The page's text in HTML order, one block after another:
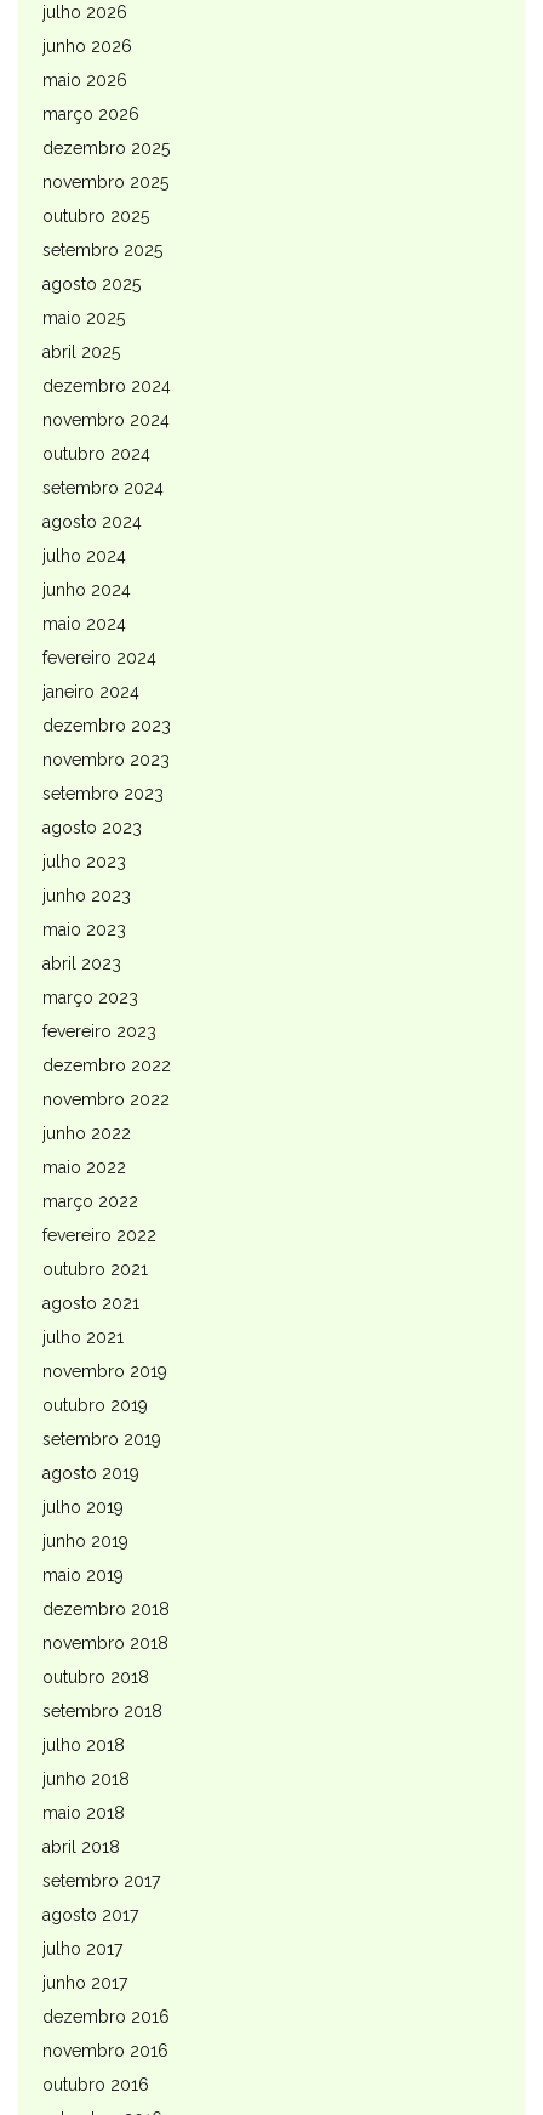
julho 2026
junho 2026
maio 2026
março 2026
dezembro 2025
novembro 2025
outubro 2025
setembro 2025
agosto 2025
maio 2025
abril 2025
dezembro 2024
novembro 2024
outubro 2024
setembro 2024
agosto 2024
julho 2024
junho 2024
maio 2024
fevereiro 2024
janeiro 2024
dezembro 2023
novembro 2023
setembro 2023
agosto 2023
julho 2023
junho 2023
maio 2023
abril 2023
março 2023
fevereiro 2023
dezembro 2022
novembro 2022
junho 2022
maio 2022
março 2022
fevereiro 2022
outubro 2021
agosto 2021
julho 2021
novembro 2019
outubro 2019
setembro 2019
agosto 2019
julho 2019
junho 2019
maio 2019
dezembro 2018
novembro 2018
outubro 2018
setembro 2018
julho 2018
junho 2018
maio 2018
abril 2018
setembro 2017
agosto 2017
julho 2017
junho 2017
dezembro 2016
novembro 2016
outubro 2016